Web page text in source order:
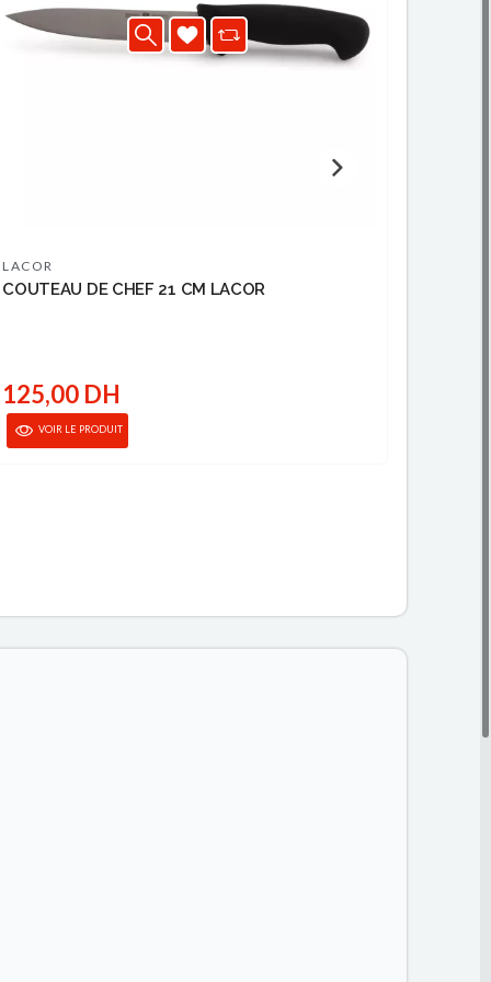
LACOR
COUTEAU DE CHEF 21 CM LACOR
125,00 DH
VOIR LE PRODUIT